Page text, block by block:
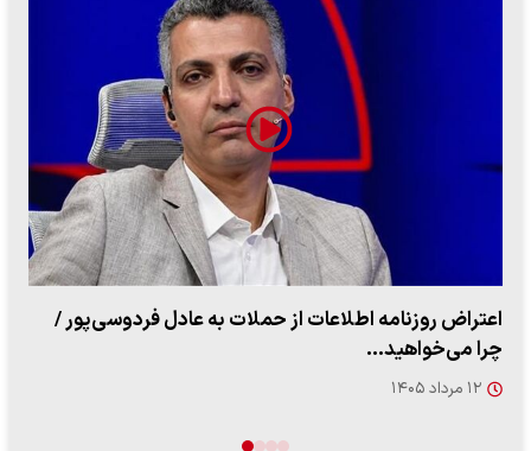
ببینید| روایت رئیس جمهور از لحظه حمله به بیت رهبری
۱۴ مرداد ۱۴۰۵